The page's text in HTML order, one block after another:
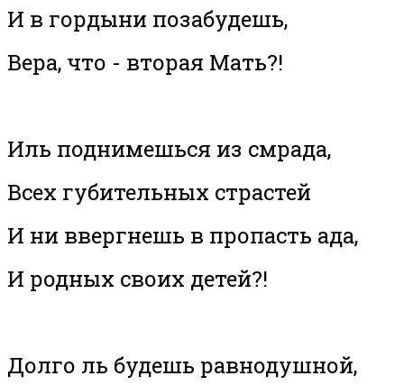
И в гордыни позабудешь,
Вера, что - вторая Мать?!
Иль поднимешься из смрада,
Всех губительных страстей
И ни ввергнешь в пропасть ада,
И родных своих детей?!
Долго ль будешь равнодушной,